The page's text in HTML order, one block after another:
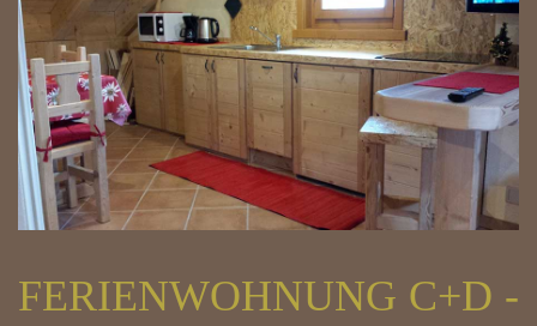
FERIENWOHNUNG C+D -